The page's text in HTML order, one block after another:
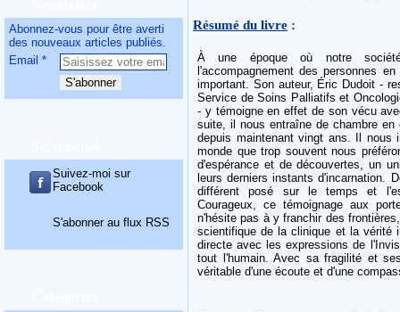
Abonnez-vous pour être averti
des nouveaux articles publiés.
Email
Suivez-moi sur
Facebook
S'abonner au flux RSS
Résumé du livre :
À une époque où notre
l'accompagnement des personnes
important. Son auteur, Éric Dudoit -
Service de Soins Palliatifs et
- y témoigne en effet de son vécu
suite, il nous entraîne de chambre
depuis maintenant vingt ans. Il nous
monde que trop souvent nous
d'espérance et de découvertes, un
leurs derniers instants d'incarnation.
différent posé sur le temps et
Courageux, ce témoignage aux
n'hésite pas à y franchir des
scientifique de la clinique et la vérité
directe avec les expressions de
tout l'humain. Avec sa fragilité et
véritable d'une écoute et d'une